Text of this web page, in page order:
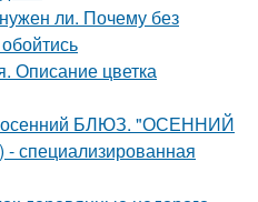
ли. Почему без
Описание цветка
осенний БЛЮЗ. "ОСЕННИЙ
специализированная